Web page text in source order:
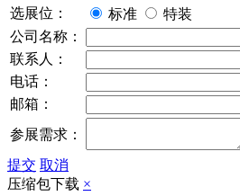
选展位：
标准
特装
公司名称：
联系人：
电话：
邮箱：
参展需求：
提交 取消
压缩包下载 ×